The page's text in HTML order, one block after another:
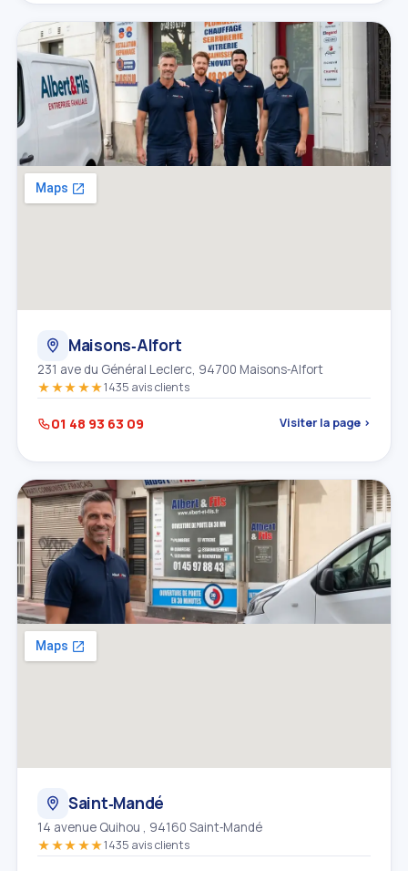
Maisons‑Alfort
231 ave du Général Leclerc, 94700 Maisons‑Alfort
★★★★★1435 avis clients
01 48 93 63 09 Visiter la page ›
Saint‑Mandé
14 avenue Quihou , 94160 Saint‑Mandé
★★★★★1435 avis clients